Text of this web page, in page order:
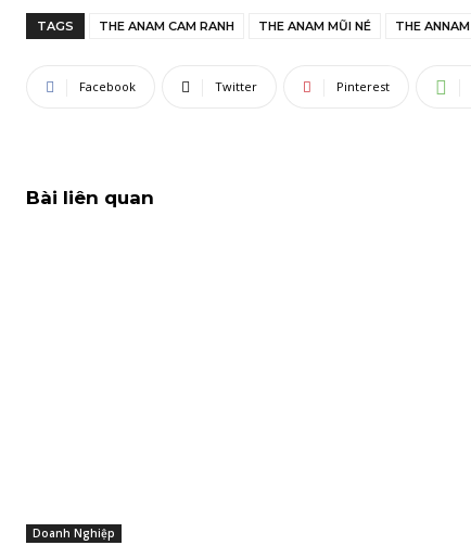
TAGS THE ANAM CAM RANH THE ANAM MŨI NÉ THE ANNAM
Facebook Twitter Pinterest
Bài liên quan
Doanh Nghiệp